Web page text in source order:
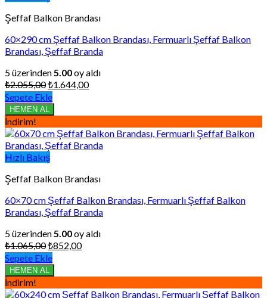
Şeffaf Balkon Brandası
60×290 cm Şeffaf Balkon Brandası, Fermuarlı Şeffaf Balkon
Brandası, Şeffaf Branda
5 üzerinden 5.00oy aldı
₺2.055,00Orijinal
fiyat:
₺2.055,00.
₺1.644,00Şu
₺1.644,00.
Sepete Ekle
HEMEN AL
İndirim!
Hızlı Bakış
Şeffaf Balkon Brandası
60×70 cm Şeffaf Balkon Brandası, Fermuarlı Şeffaf Balkon
Brandası, Şeffaf Branda
5 üzerinden 5.00oy aldı
₺1.065,00Orijinal
fiyat:
₺1.065,00.
₺852,00Şu
₺852,00.
Sepete Ekle
HEMEN AL
İndirim!